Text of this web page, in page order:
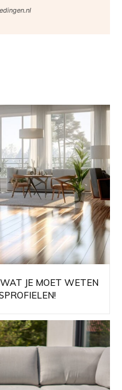
JE MOET WETEN